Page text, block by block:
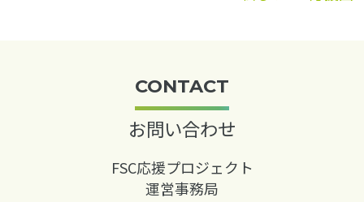
CONTACT
お問い合わせ
FSC応援プロジェクト
運営事務局